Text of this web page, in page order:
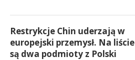
Restrykcje Chin uderzają w
europejski przemysł. Na liście
są dwa podmioty z Polski